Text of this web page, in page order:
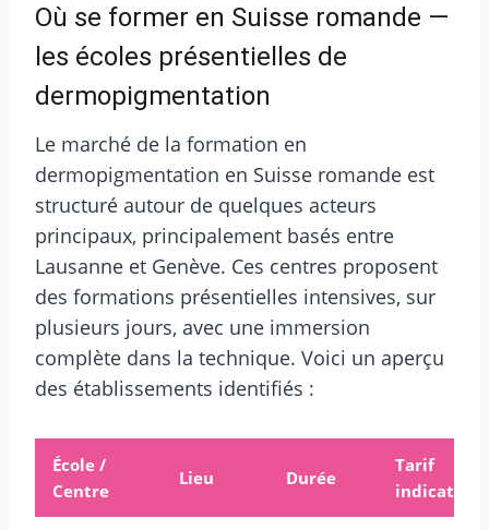
Où se former en Suisse romande —
les écoles présentielles de
dermopigmentation
Le marché de la formation en
dermopigmentation en Suisse romande est
structuré autour de quelques acteurs
principaux, principalement basés entre
Lausanne et Genève. Ces centres proposent
des formations présentielles intensives, sur
plusieurs jours, avec une immersion
complète dans la technique. Voici un aperçu
des établissements identifiés :
École /
Centre
Lieu Durée
Tarif
indicatif